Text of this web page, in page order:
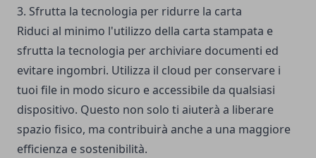
3. Sfrutta la tecnologia per ridurre la carta
Riduci al minimo l'utilizzo della carta stampata e
sfrutta la tecnologia per archiviare documenti ed
evitare ingombri. Utilizza il cloud per conservare i
tuoi file in modo sicuro e accessibile da qualsiasi
dispositivo. Questo non solo ti aiuterà a liberare
spazio fisico, ma contribuirà anche a una maggiore
efficienza e sostenibilità.